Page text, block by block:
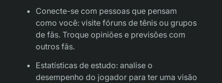
Conecte-se com pessoas que pensam
como você: visite fóruns de tênis ou grupos
de fãs. Troque opiniões e previsões com
outros fãs.
Estatísticas de estudo: analise o
desempenho do jogador para ter uma visão